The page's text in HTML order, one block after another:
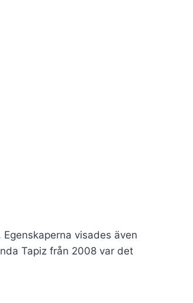
visades även
Tapiz från 2008 var det